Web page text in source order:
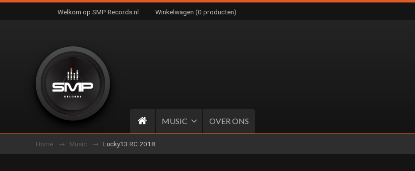
Welkom op SMP Records.nl Winkelwagen (0 producten)
MUSIC OVER ONS
Home Music Lucky13 RC 2018